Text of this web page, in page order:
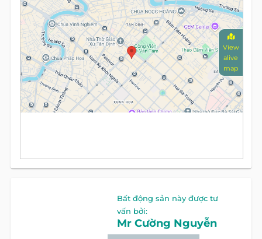
View
alive
map
Bất động sản này được tư
vấn bởi:
Mr Cường Nguyễn